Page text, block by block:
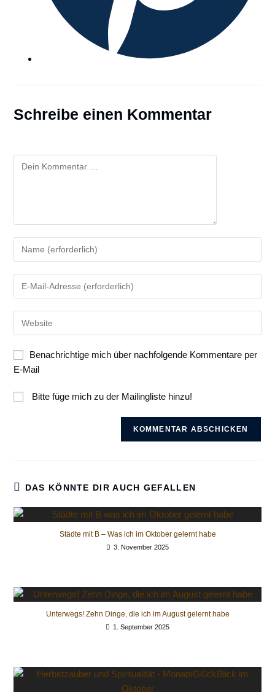
Schreibe einen Kommentar
oder
Benutzernamen
zum
Kommentieren
ein
Mail-
Adresse
zum
Kommentieren
ein
URL
ein
Benachrichtige mich über nachfolgende Kommentare per
E-Mail
Bitte füge mich zu der Mailingliste hinzu!
DAS KÖNNTE DIR AUCH GEFALLEN
Städte mit B – Was ich im Oktober gelernt habe
3. November 2025
Unterwegs! Zehn Dinge, die ich im August gelernt habe
1. September 2025